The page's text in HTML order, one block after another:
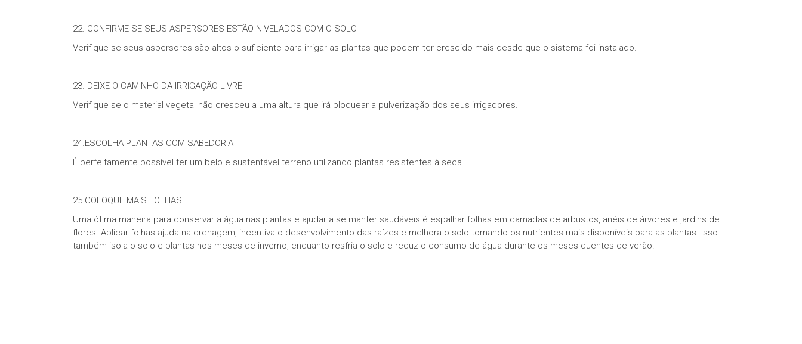
22. CONFIRME SE SEUS ASPERSORES ESTÃO NIVELADOS COM O SOLO
Verifique se seus aspersores são altos o suficiente para irrigar as plantas que podem ter crescido mais desde que o sistema foi instalado.
23. DEIXE O CAMINHO DA IRRIGAÇÃO LIVRE
Verifique se o material vegetal não cresceu a uma altura que irá bloquear a pulverização dos seus irrigadores.
24.ESCOLHA PLANTAS COM SABEDORIA
É perfeitamente possível ter um belo e sustentável terreno utilizando plantas resistentes à seca.
25.COLOQUE MAIS FOLHAS
Uma ótima maneira para conservar a água nas plantas e ajudar a se manter saudáveis é espalhar folhas em camadas de arbustos, anéis de árvores e jardins de
flores. Aplicar folhas ajuda na drenagem, incentiva o desenvolvimento das raízes e melhora o solo tornando os nutrientes mais disponíveis para as plantas. Isso
também isola o solo e plantas nos meses de inverno, enquanto resfria o solo e reduz o consumo de água durante os meses quentes de verão.